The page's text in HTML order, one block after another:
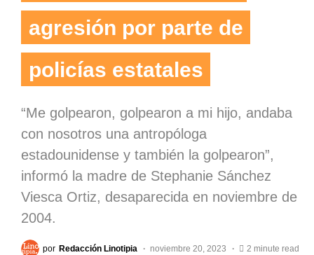
agresión por parte de
policías estatales
“Me golpearon, golpearon a mi hijo, andaba
con nosotros una antropóloga
estadounidense y también la golpearon”,
informó la madre de Stephanie Sánchez
Viesca Ortiz, desaparecida en noviembre de
2004.
por Redacción Linotipia noviembre 20, 2023 2 minute read